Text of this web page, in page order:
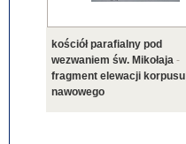
kościół parafialny pod
wezwaniem św. Mikołaja -
fragment elewacji korpusu
nawowego